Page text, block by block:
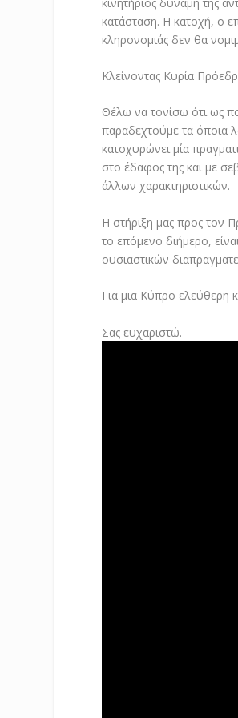
κατάσταση. Η κατοχή, ο
κληρονομιάς δεν θα
Κλείνοντας Κυρία
Θέλω να τονίσω ότι ως
παραδεχτούμε τα όποια
κατοχυρώνει μία
στο έδαφος της και με
άλλων χαρακτηριστικών.
Η στήριξη μας προς τον
το επόμενο διήμερο,
ουσιαστικών
Για μια Κύπρο ελεύθερη
Σας ευχαριστώ.